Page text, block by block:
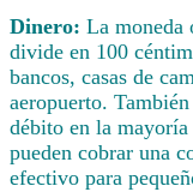
Dinero: La moneda
divide en 100
bancos, casas de
aeropuerto.
débito en la
pueden cobrar una
efectivo para